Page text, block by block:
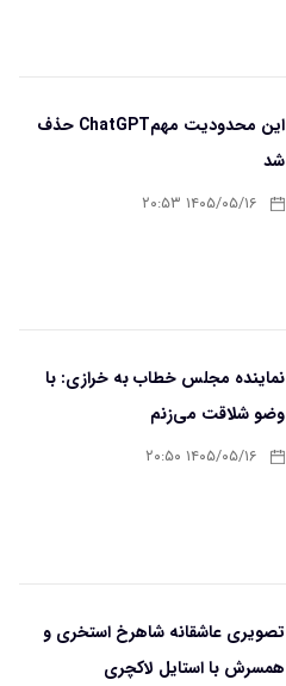
این محدودیت مهمChatGPT حذف
شد
۱۴۰۵/۰۵/۱۶ ۲۰:۵۳
نماینده مجلس خطاب به خرازی: با
وضو شلاقت می‌زنم
۱۴۰۵/۰۵/۱۶ ۲۰:۵۰
تصویری عاشقانه شاهرخ استخری و
همسرش با استایل لاکچری